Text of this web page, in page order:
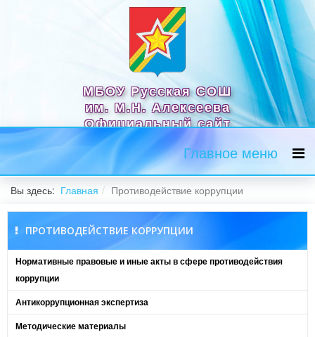
МБОУ Русская СОШ
им. М.Н. Алексеева
Официальный сайт
Главное меню
Вы здесь: Главная Противодействие коррупции
ПРОТИВОДЕЙСТВИЕ КОРРУПЦИИ
Нормативные правовые и иные акты в сфере противодействия
коррупции
Антикоррупционная экспертиза
Методические материалы